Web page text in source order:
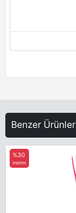
Benzer Ürünler
%30
indirim